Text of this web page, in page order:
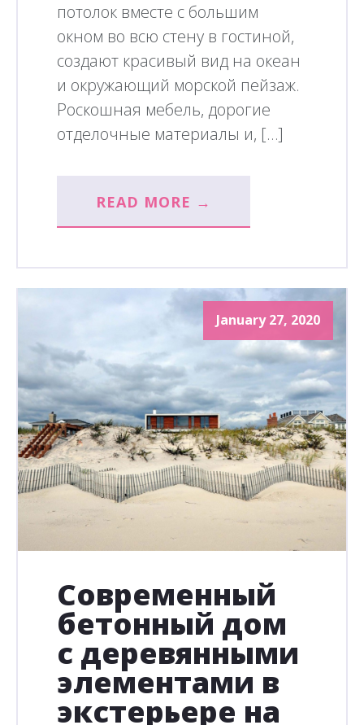
потолок вместе с большим
окном во всю стену в гостиной,
создают красивый вид на океан
и окружающий морской пейзаж.
Роскошная мебель, дорогие
отделочные материалы и, […]
READ MORE →
January 27, 2020
Современный
бетонный дом
с деревянными
элементами в
экстерьере на